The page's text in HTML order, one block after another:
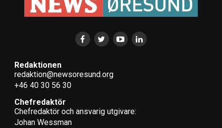
Redaktionen
redaktion@newsoresund.org
+46 40 30 56 30
Chefredaktör
Chefredaktör och ansvarig utgivare:
Johan Wessman